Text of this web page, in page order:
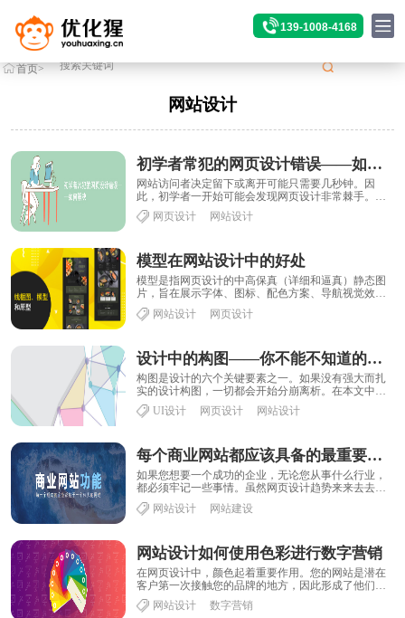
139-1008-4168
首页> 标签>网站设计
网站设计
初学者常犯的网页设计错误——如何解决
网站访问者决定留下或离开可能只需要几秒钟。因
此，初学者一开始可能会发现网页设计非常棘手。因
此，请考虑阅读本文的其余部分，以了解各种初学者
所犯......网页设计 网站设计
模型在网站设计中的好处
模型是指网页设计的中高保真（详细和逼真）静态图
片，旨在展示字体、图标、配色方案、导航视觉效
果、图像和内容布局。样机涉及关注网站设计的整体
外观......网站设计 网页设计
设计中的构图——你不能不知道的 15 件事
构图是设计的六个关键要素之一。如果没有强大而扎
实的设计构图，一切都会开始分崩离析。在本文中，
我们将为您提供 15 个技巧，帮助您加强构图——......
UI设计 网页设计 网站设计
每个商业网站都应该具备的最重要的功能
如果您想要一个成功的企业，无论您从事什么行业，
都必须牢记一些事情。虽然网页设计趋势来来去去，
但以下是每个商业网站应该始终拥有的九件事：...
网站设计 网站建设
网站设计如何使用色彩进行数字营销
在网页设计中，颜色起着重要作用。您的网站是潜在
客户第一次接触您的品牌的地方，因此形成了他们对
您的品牌和公司的第一印象。在本文中，我们分享了
您......网站设计 数字营销